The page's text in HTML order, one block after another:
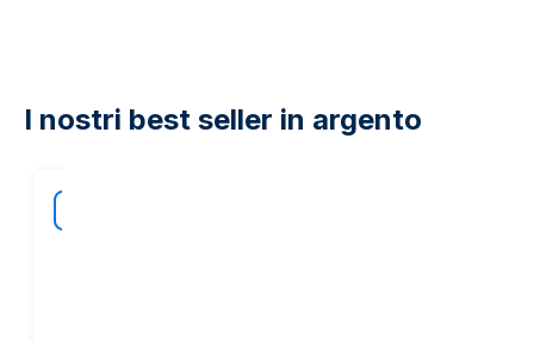
I nostri best seller in argento